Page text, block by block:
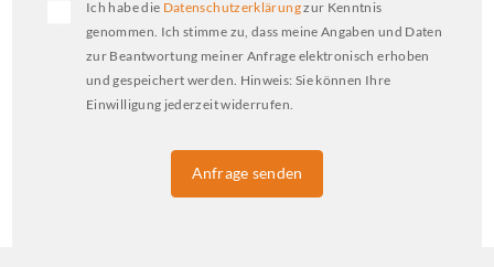
Ich habe die Datenschutzerklärungzur Kenntnis
genommen. Ich stimme zu, dass meine Angaben und Daten
zur Beantwortung meiner Anfrage elektronisch erhoben
und gespeichert werden. Hinweis: Sie können Ihre
Einwilligung jederzeit widerrufen.
Anfrage senden